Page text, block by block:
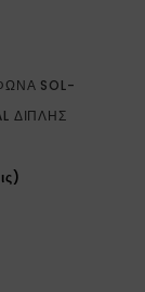
SOL-
ΔΙΠΛΉΣ